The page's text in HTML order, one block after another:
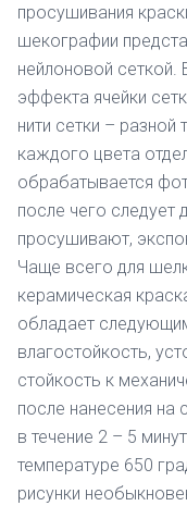
просушивания
шекографии
нейлоновой
эффекта ячейки
нити сетки – разной
каждого цвета
обрабатывается
после чего следует
просушивают,
Чаще всего для
керамическая
обладает
влагостойкость,
стойкость к
после нанесения на
в течение 2 – 5
температуре 650
рисунки